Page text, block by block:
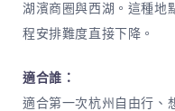
湖濱商圈與西湖。這種地
程安排難度直接下降。
適合誰：
適合第一次杭州自由行、